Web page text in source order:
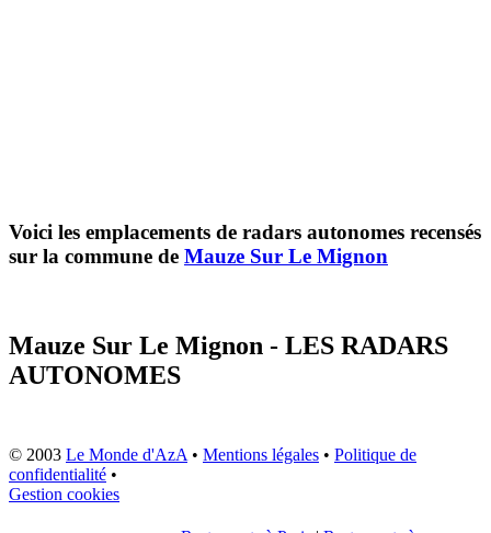
Voici les emplacements de radars autonomes recensés
sur la commune de Mauze Sur Le Mignon
Mauze Sur Le Mignon - LES RADARS
AUTONOMES
© 2003 Le Monde d'AzA • Mentions légales • Politique de
confidentialité •
Gestion cookies